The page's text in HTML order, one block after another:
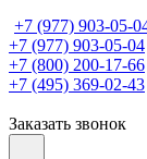
+7 (977) 903-05-
+7 (977) 903-05-04
+7 (800) 200-17-66
+7 (495) 369-02-43
Заказать звонок